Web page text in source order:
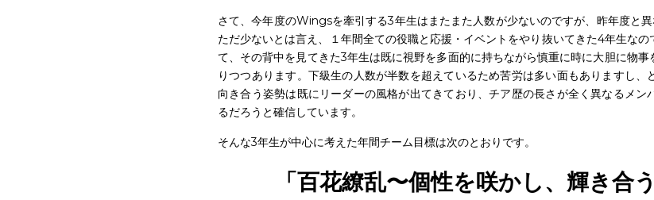
しみです。
さて、今年度のWingsを牽引する3年生はまたまた人数が少ないのですが、昨年度と
ただ少ないとは言え、１年間全ての役職と応援・イベントをやり抜いてきた4年生な
て、その背中を見てきた3年生は既に視野を多面的に持ちながら慎重に時に大胆に物事
りつつあります。下級生の人数が半数を超えているため苦労は多い面もありますし、
るだろうと確信しています。